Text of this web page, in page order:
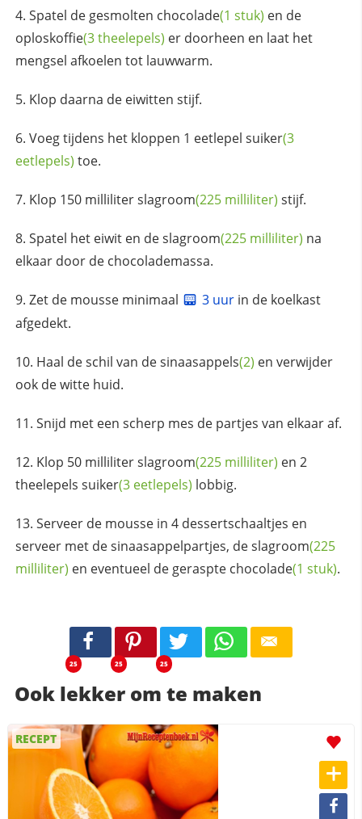
Spatel de gesmolten chocolade(1 stuk) en de
oploskoffie(3 theelepels) er doorheen en laat het
mengsel afkoelen tot lauwwarm.
Klop daarna de eiwitten stijf.
Voeg tijdens het kloppen 1 eetlepel suiker(3
eetlepels) toe.
Klop 150 milliliterslagroom(225 milliliter) stijf.
Spatel het eiwit en deslagroom(225 milliliter) na
elkaar door de chocolademassa.
Zet de mousse minimaal 3 uurin de koelkast
afgedekt.
Haal de schil van desinaasappels(2) en verwijder
ook de witte huid.
Snijd met een scherp mes de partjes van elkaar af.
Klop 50 milliliterslagroom(225 milliliter) en 2
theelepels suiker(3 eetlepels) lobbig.
Serveer de mousse in 4 dessertschaaltjes en
serveer met de sinaasappelpartjes, deslagroom(225
milliliter) en eventueel de geraspte chocolade(1 stuk).
25 25 25
Ook lekker om te maken
RECEPT